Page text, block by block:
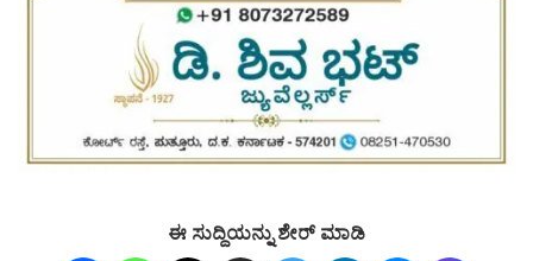
ಈ ಸುದ್ದಿಯನ್ನು ಶೇರ್ ಮಾಡಿ